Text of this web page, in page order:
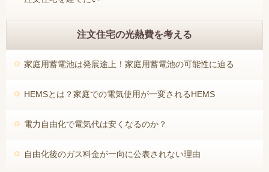
注文住宅の光熱費を考える
家庭用蓄電池は発展途上！家庭用蓄電池の可能性に迫る
HEMSとは？家庭での電気使用が一変されるHEMS
電力自由化で電気代は安くなるのか？
自由化後のガス料金が一向に公表されない理由